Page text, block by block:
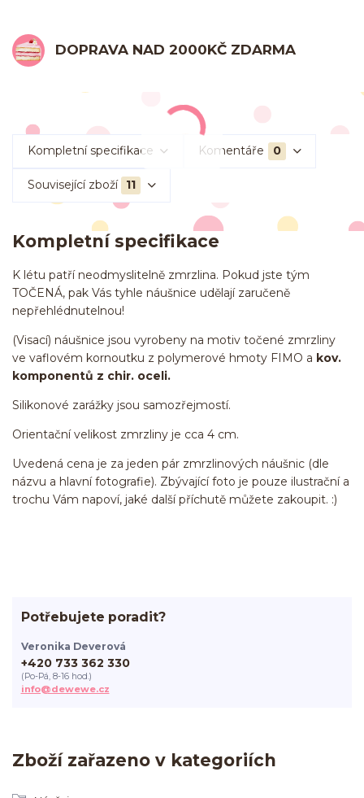
DOPRAVA NAD 2000KČ ZDARMA
Kompletní specifikace Komentáře 0
Související zboží 11
Kompletní specifikace
K létu patří neodmyslitelně zmrzlina. Pokud jste tým
TOČENÁ, pak Vás tyhle náušnice udělají zaručeně
nepřehlédnutelnou!
(Visací) náušnice jsou vyrobeny na motiv točené zmrzliny
ve vaflovém kornoutku z polymerové hmoty FIMO a kov.
komponentů z chir. oceli.
Silikonové zarážky jsou samozřejmostí.
Orientační velikost zmrzliny je cca 4 cm.
Uvedená cena je za jeden pár zmrzlinových náušnic (dle
názvu a hlavní fotografie). Zbývající foto je pouze ilustrační a
trochu Vám napoví, jaké další příchutě můžete zakoupit. :)
Zboží zařazeno v kategoriích
Potřebujete poradit?
Veronika Deverová
+420 733 362 330
(Po-Pá, 8-16 hod.)
info@dewewe.cz